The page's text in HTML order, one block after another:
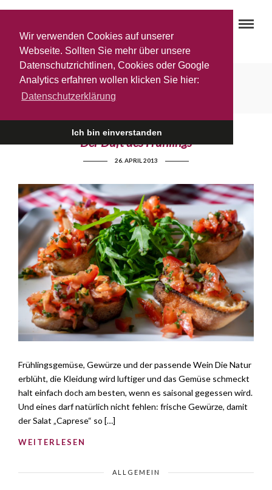
Wir verwenden Cookies auf unserer
Webseite. Sollten Sie mehr über unsere
Datenschutzrichtlinen, Cookies oder Google
Analytics erfahren wollen klicken Sie hier:
Datenschutzerklärung
Ich bin einverstanden
Bruscetta
Der Duft des Frühlings
26. APRIL 2013
Frühlingsgemüse, Gewürze und der passende Wein Die Natur
erblüht, die Kleidung wird luftiger und das Gemüse schmeckt
halt einfach doch am besten, wenn es saisonal gegessen wird.
Und eines darf natürlich nicht fehlen: frische Gewürze, damit
der Salat „Caprese“ so […]
WEITERLESEN
ALLGEMEIN